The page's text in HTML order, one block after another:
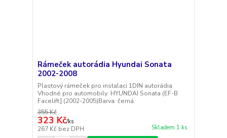
Rámeček autorádia Hyundai Sonata
2002-2008
Plastový rámeček pro instalaci 1DIN autorádia
Vhodné pro automobily: HYUNDAI Sonata (EF-B
Facelift] (2002-2005)Barva: černá
355 Kč
323 Kč/ks
267 Kč bez DPH Skladem 1 ks